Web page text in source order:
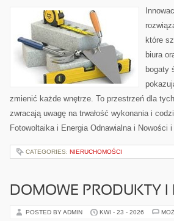
które
biura
bogaty
zmienić każde wnętrze. To przestrzeń dla
zwracają uwagę na trwałość wykonania i
Fotowoltaika i Energia Odnawialna i
CATEGORIES: NIERUCHOMOŚCI
DOMOWE PRODUKTY I
POSTED BY ADMIN KWI - 23 - 2026